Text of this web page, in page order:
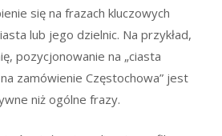
się na frazach kluczowych
lub jego dzielnic. Na przykład,
pozycjonowanie na „ciasta
zamówienie Częstochowa” jest
niż ogólne frazy.